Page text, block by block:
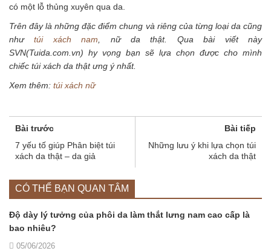
có một lỗ thủng xuyên qua da.
Trên đây là những đặc điểm chung và riêng của từng loại da cũng
nhưtúi xách nam , nữ da thật. Qua bài viết này
SVN(Tuida.com.vn) hy vọng bạn sẽ lựa chọn được cho mình
chiếc túi xách da thật ưng ý nhất.
Xem thêm: túi xách nữ
Bài trước
7 yếu tố giúp Phân biệt túi
xách da thật – da giả
Bài tiếp
Những lưu ý khi lựa chọn túi
xách da thật
CÓ THỂ BẠN QUAN TÂM
Độ dày lý tưởng của phôi da làm thắt lưng nam cao cấp là
bao nhiêu?
05/06/2026